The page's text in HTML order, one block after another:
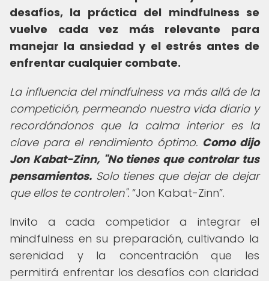
desafíos, la práctica del mindfulness se
vuelve cada vez más relevante para
manejar la ansiedad y el estrés antes de
enfrentar cualquier combate.
La influencia del mindfulness va más allá de la
competición, permeando nuestra vida diaria y
recordándonos que la calma interior es la
clave para el rendimiento óptimo. Como dijo
Jon Kabat-Zinn, "No tienes que controlar tus
pensamientos. Solo tienes que dejar de dejar
que ellos te controlen". Jon Kabat-Zinn .
Invito a cada competidor a integrar el
mindfulness en su preparación, cultivando la
serenidad y la concentración que les
permitirá enfrentar los desafíos con claridad